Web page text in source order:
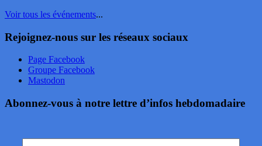
Voir tous les événements...
Rejoignez-nous sur les réseaux sociaux
Page Facebook
Groupe Facebook
Mastodon
Abonnez-vous à notre lettre d’infos hebdomadaire